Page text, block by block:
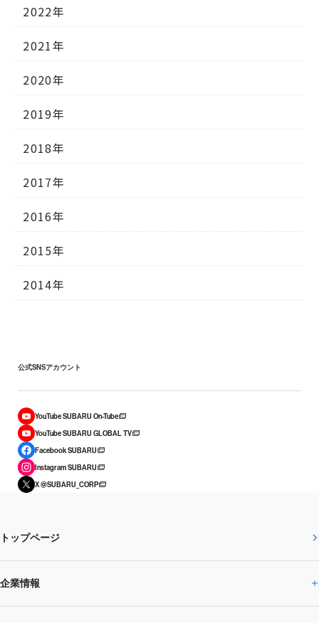
2022年
2021年
2020年
2019年
2018年
2017年
2016年
2015年
2014年
公式SNSアカウント
YouTube SUBARU On-Tube
YouTube SUBARU GLOBAL TV
Facebook SUBARU
Instagram SUBARU
X @SUBARU_CORP
トップページ
企業情報